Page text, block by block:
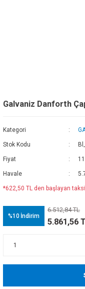
Galvaniz Danforth
Kategori
Stok Kodu
Fiyat
Havale
*622,50 TL den başlayan
%10 İndirim
6.512,84 TL
5.861,56